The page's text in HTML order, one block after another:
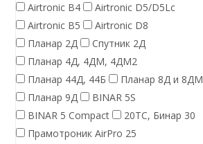
Airtronic B4
Airtronic D5/D5Lc
Airtronic B5
Airtronic D8
Планар 2Д
Спутник 2Д
Планар 4Д, 4ДМ, 4ДМ2
Планар 44Д, 44Б
Планар 8Д и 8ДМ
Планар 9Д
BINAR 5S
BINAR 5 Compact
20ТС, Бинар 30
Прамотроник AirPro 25